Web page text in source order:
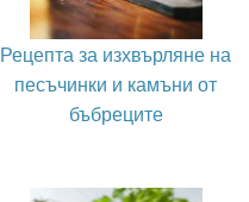
Рецепта за изхвърляне на
песъчинки и камъни от
бъбреците